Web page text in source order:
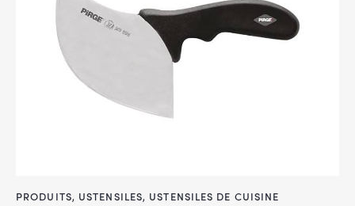
PRODUITS, USTENSILES, USTENSILES DE CUISINE